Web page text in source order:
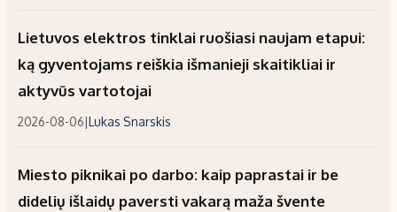
Lietuvos elektros tinklai ruošiasi naujam etapui:
ką gyventojams reiškia išmanieji skaitikliai ir
aktyvūs vartotojai
2026-08-06|Lukas Snarskis
Miesto piknikai po darbo: kaip paprastai ir be
didelių išlaidų paversti vakarą maža švente